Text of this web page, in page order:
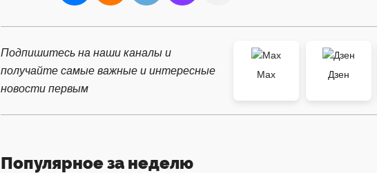
Подпишитесь на наши каналы и
получайте самые важные и интересные
новости первым
Max
Дзен
Популярное за неделю